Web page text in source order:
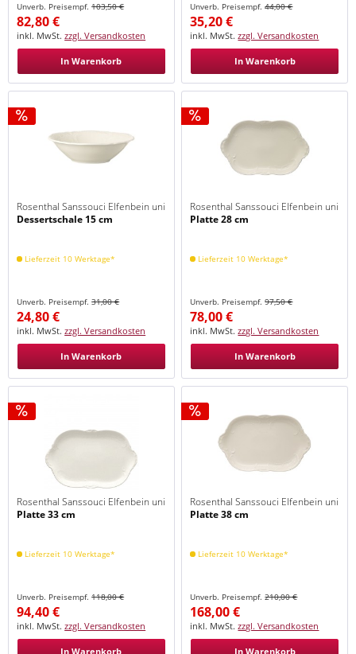
Unverb. Preisempf.103,50 €
82,80 €
inkl. MwSt.zzgl. Versandkosten
In Warenkorb
Unverb. Preisempf.44,00 €
35,20 €
inkl. MwSt.zzgl. Versandkosten
In Warenkorb
Rosenthal Sanssouci Elfenbein uni
Dessertschale 15 cm
Lieferzeit 10 Werktage*
Unverb. Preisempf.31,00 €
24,80 €
inkl. MwSt.zzgl. Versandkosten
In Warenkorb
Rosenthal Sanssouci Elfenbein uni
Platte 28 cm
Lieferzeit 10 Werktage*
Unverb. Preisempf.97,50 €
78,00 €
inkl. MwSt.zzgl. Versandkosten
In Warenkorb
Rosenthal Sanssouci Elfenbein uni
Platte 33 cm
Lieferzeit 10 Werktage*
Unverb. Preisempf.118,00 €
94,40 €
inkl. MwSt.zzgl. Versandkosten
In Warenkorb
Rosenthal Sanssouci Elfenbein uni
Platte 38 cm
Lieferzeit 10 Werktage*
Unverb. Preisempf.210,00 €
168,00 €
inkl. MwSt.zzgl. Versandkosten
In Warenkorb